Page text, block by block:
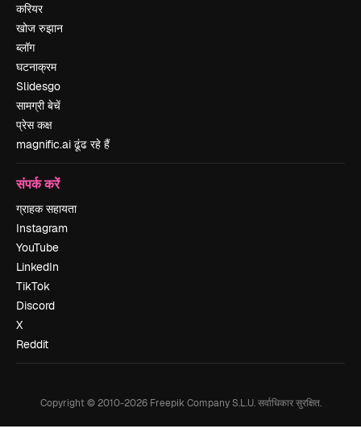
करियर
खोज रुझान
ब्लॉग
घटनाक्रम
Slidesgo
सामग्री बेचें
प्रेस कक्ष
magnific.ai ढूंढ रहे हैं
संपर्क करें
ग्राहक सहायता
Instagram
YouTube
LinkedIn
TikTok
Discord
X
Reddit
Copyright © 2010-2026Freepik Company S.L.U. सर्वाधिकार सुरक्षित.